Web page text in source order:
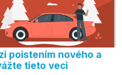
poistením nového a
tieto veci